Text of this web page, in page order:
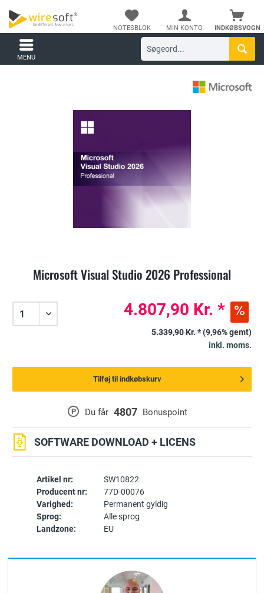
INDKØBSVOGN
NOTESBLOK MIN KONTO
MENU
Microsoft Visual Studio 2026 Professional
Artikel nr:
SW10822
Producent nr:
77D-00076
Varighed:
Permanent gyldig
Sprog:
Alle sprog
Landzone:
EU
P Du får 4807 Bonuspoint
SOFTWARE DOWNLOAD + LICENS
4.807,90 Kr. *
5.339,90 Kr. *(9,96% gemt)
inkl. moms.
Tilføj til indkøbskurv